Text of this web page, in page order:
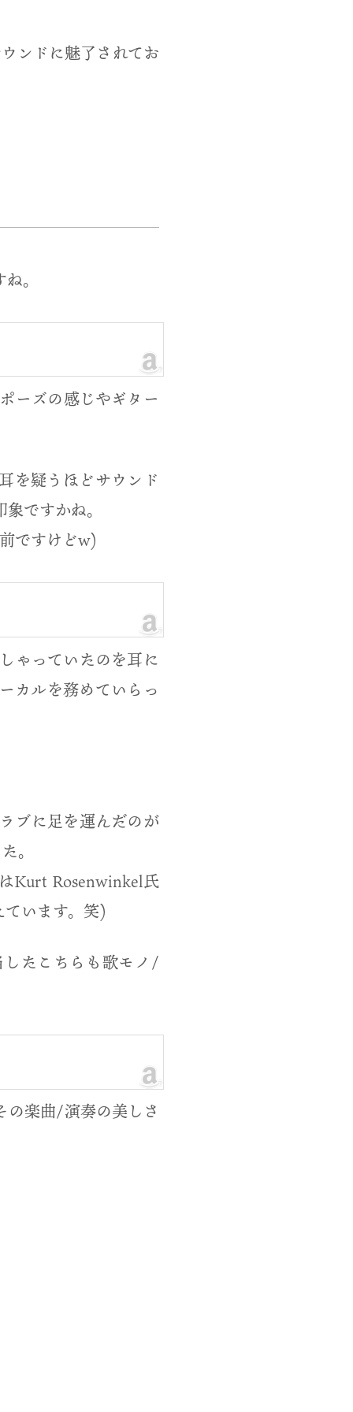
ンドに魅了されてお
。
ーズの感じやギター
を疑うほどサウンド
ですかね。
ですけどw)
ゃっていたのを耳に
カルを務めていらっ
ブに足を運んだのが
。
Kurt Rosenwinkel氏
います。笑)
たこちらも歌モノ/
の楽曲/演奏の美しさ